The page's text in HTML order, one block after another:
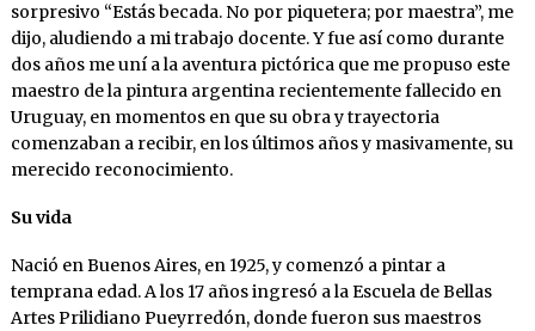
sorpresivo “Estás becada. No por piquetera; por maestra”, me
dijo, aludiendo a mi trabajo docente. Y fue así como durante
dos años me uní a la aventura pictórica que me propuso este
maestro de la pintura argentina recientemente fallecido en
Uruguay, en momentos en que su obra y trayectoria
comenzaban a recibir, en los últimos años y masivamente, su
merecido reconocimiento.
Su vida
Nació en Buenos Aires, en 1925, y comenzó a pintar a
temprana edad. A los 17 años ingresó a la Escuela de Bellas
Artes Prilidiano Pueyrredón, donde fueron sus maestros